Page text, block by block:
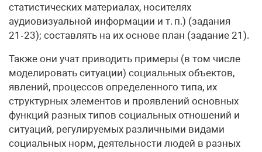
статистических материалах, носителях
аудиовизуальной информации и т. п.) (задания
21‑23); составлять на их основе план (задание 21).
Также они учат приводить примеры (в том числе
моделировать ситуации) социальных объектов,
явлений, процессов определенного типа, их
структурных элементов и проявлений основных
функций разных типов социальных отношений и
ситуаций, регулируемых различными видами
социальных норм, деятельности людей в разных